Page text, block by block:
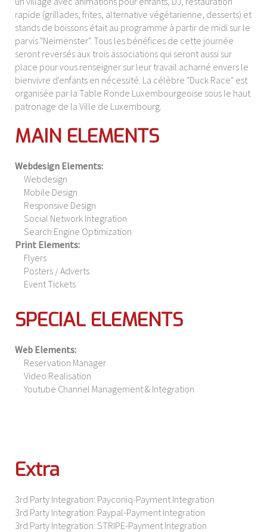
rapide (grillades, frites, alternative végétarienne, desserts) et
stands de boissons était au programme à partir de midi sur le
parvis "Neimënster". Tous les bénéfices de cette journée
seront reversés aux trois associations qui seront aussi sur
place pour vous renseigner sur leur travail acharné envers le
bienvivre d'enfants en nécessité. La célèbre "Duck Race" est
organisée par la Table Ronde Luxembourgeoise sous le haut
patronage de la Ville de Luxembourg.
MAIN ELEMENTS
Webdesign Elements:
Webdesign
Mobile Design
Responsive Design
Social Network Integration
Search Engine Optimization
Print Elements:
Flyers
Posters / Adverts
Event Tickets
SPECIAL ELEMENTS
Web Elements:
Reservation Manager
Video Realisation
Youtube Channel Management & Integration
Extra
3rd Party Integration: Payconiq-Payment Integration
3rd Party Integration: Paypal-Payment Integration
3rd Party Integration: STRIPE-Payment Integration